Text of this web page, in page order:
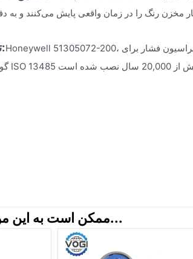
تولیدکننده ونتیلاتور ژاپنی:Honeywell 51305072-200، به عنوان ماژول کالیبراسیون فشار برای
ممکن است به این موارد نیز علاقه‌مند باشید...